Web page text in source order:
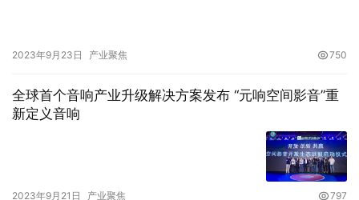
2023年9月23日 产业聚焦 750
全球首个音响产业升级解决方案发布 “元响空间影音”重
新定义音响
2023年9月21日 产业聚焦 797